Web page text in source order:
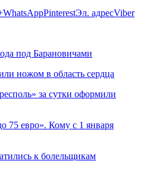
WhatsAppPinterestЭл. адресViber
под Барановичами
ножом в область сердца
за сутки оформили
75 евро». Кому с 1 января
к болельщикам